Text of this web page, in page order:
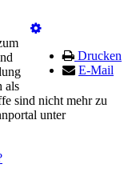
Drucken
E-Mail
als
sind nicht mehr zu
unter